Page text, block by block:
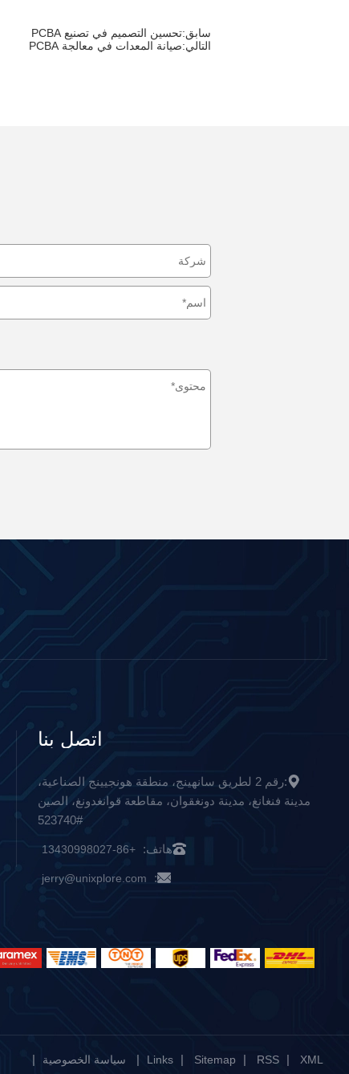
سابق:تحسين التصميم في تصنيع PCBA
التالي:صيانة المعدات في معالجة PCBA
اتصل بنا
:رقم 2 لطريق سانهينج، منطقة هونجيينج الصناعية،
مدينة فنغانغ، مدينة دونغقوان، مقاطعة قوانغدونغ، الصين
#523740
هاتف: +86-13430998027
:
jerry@unixplore.com
Links | Sitemap | RSS | XML
| سياسة الخصوصية |